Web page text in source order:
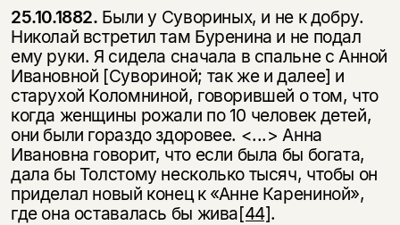
25.10.1882. Были у Сувориных, и не к добру.
Николай встретил там Бу­ренина и не подал
ему руки. Я сидела сначала в спальне с Анной
Ивановной [Сувориной; так же и далее] и
старухой Коломниной, говорившей о том, что
когда женщины рожали по 10 человек детей,
они были гораздо здоровее. <...> Анна
Ивановна говорит, что если была бы богата,
дала бы Толстому не­сколько тысяч, чтобы он
приделал новый конец к «Анне Карениной»,
где она оставалась бы жива[44].